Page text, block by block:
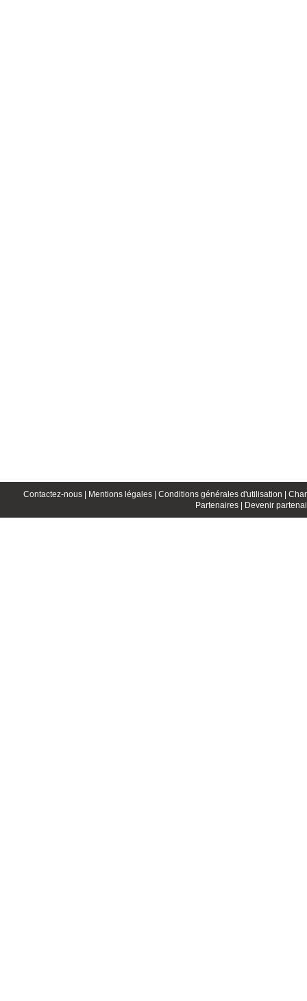
Contactez-nous | Mentions légales | Conditions générales d'utilisation |
Partenaires |
Devenir